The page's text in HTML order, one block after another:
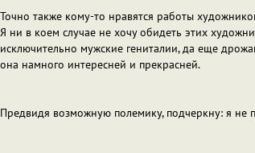
Точно также кому-то нравятся работы
Я ни в коем случае не хочу обидеть этих
исключительно мужские гениталии, да еще
она намного интересней и прекрасней.
Предвидя возможную полемику, подчеркну: я не